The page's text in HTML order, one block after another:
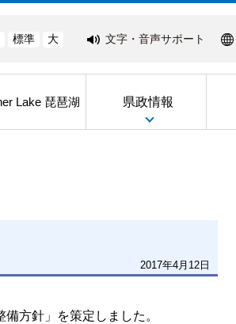
標準 大 文字・音声サポート
Lake 琵琶湖 県政情報
2017年4月12日
方針」を策定しました。